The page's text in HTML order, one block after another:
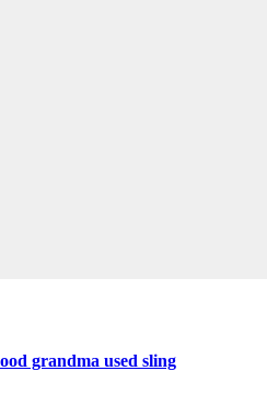
grandma used sling